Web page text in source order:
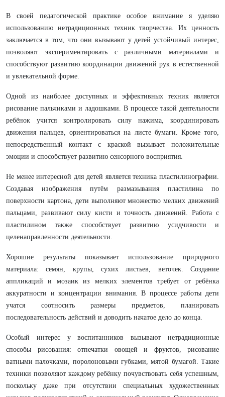
В своей педагогической практике особое внимание я уделяю
использованию нетрадиционных техник творчества. Их ценность
заключается в том, что они вызывают у детей устойчивый интерес,
позволяют экспериментировать с различными материалами и
способствуют развитию координации движений рук в естественной
и увлекательной форме.
Одной из наиболее доступных и эффективных техник является
рисование пальчиками и ладошками. В процессе такой деятельности
ребёнок учится контролировать силу нажима, координировать
движения пальцев, ориентироваться на листе бумаги. Кроме того,
непосредственный контакт с краской вызывает положительные
эмоции и способствует развитию сенсорного восприятия.
Не менее интересной для детей является техника пластилинографии.
Создавая изображения путём размазывания пластилина по
поверхности картона, дети выполняют множество мелких движений
пальцами, развивают силу кисти и точность движений. Работа с
пластилином также способствует развитию усидчивости и
целенаправленности деятельности.
Хорошие результаты показывает использование природного
материала: семян, крупы, сухих листьев, веточек. Создание
аппликаций и мозаик из мелких элементов требует от ребёнка
аккуратности и концентрации внимания. В процессе работы дети
учатся соотносить размеры предметов, планировать
последовательность действий и доводить начатое дело до конца.
Особый интерес у воспитанников вызывают нетрадиционные
способы рисования: отпечатки овощей и фруктов, рисование
ватными палочками, поролоновыми губками, мятой бумагой. Такие
техники позволяют каждому ребёнку почувствовать себя успешным,
поскольку даже при отсутствии специальных художественных